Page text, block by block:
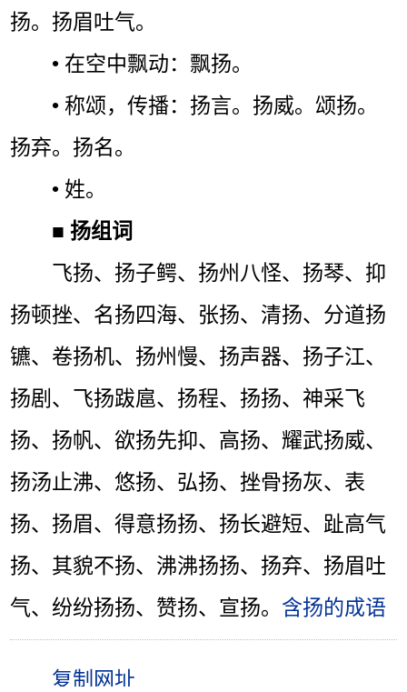
扬。扬眉吐气。
• 在空中飘动：飘扬。
• 称颂，传播：扬言。扬威。颂扬。
扬弃。扬名。
• 姓。
■扬组词
飞扬、扬子鳄、扬州八怪、扬琴、抑
扬顿挫、名扬四海、张扬、清扬、分道扬
镳、卷扬机、扬州慢、扬声器、扬子江、
扬剧、飞扬跋扈、扬程、扬扬、神采飞
扬、扬帆、欲扬先抑、高扬、耀武扬威、
扬汤止沸、悠扬、弘扬、挫骨扬灰、表
扬、扬眉、得意扬扬、扬长避短、趾高气
扬、其貌不扬、沸沸扬扬、扬弃、扬眉吐
气、纷纷扬扬、赞扬、宣扬。 含扬的成语